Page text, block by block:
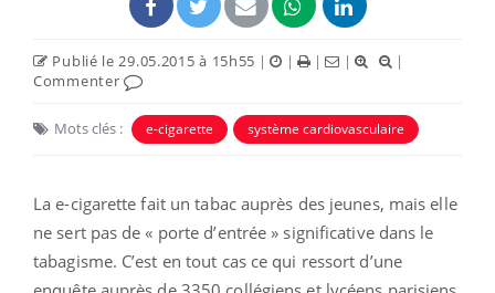
Publié le 29.05.2015 à 15h55 | | | |
|
Commenter
Mots clés : e-cigarette système cardiovasculaire
La e-cigarette fait un tabac auprès des jeunes, mais elle
ne sert pas de « porte d’entrée » significative dans le
tabagisme. C’est en tout cas ce qui ressort d’une